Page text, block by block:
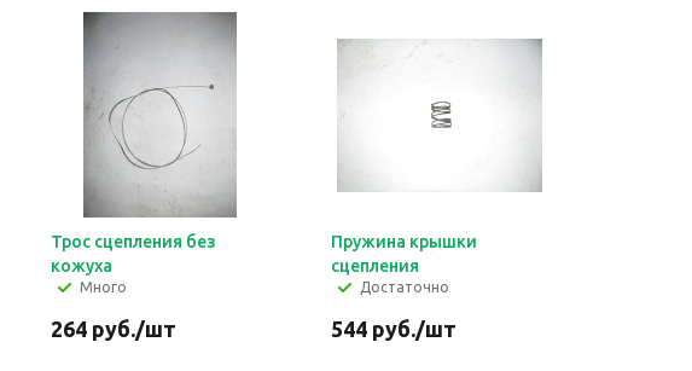
Трос сцепления без
кожуха
Много
264 руб./шт
Пружина крышки
сцепления
Достаточно
544руб./шт